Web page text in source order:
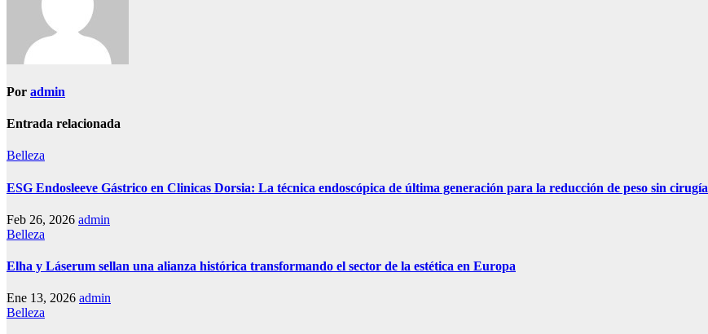
Por admin
Entrada relacionada
Belleza
ESG Endosleeve Gástrico en Clinicas Dorsia: La técnica endoscópica de última generación para la reducción de peso sin cirugía
Feb 26, 2026 admin
Belleza
Elha y Láserum sellan una alianza histórica transformando el sector de la estética en Europa
Ene 13, 2026 admin
Belleza